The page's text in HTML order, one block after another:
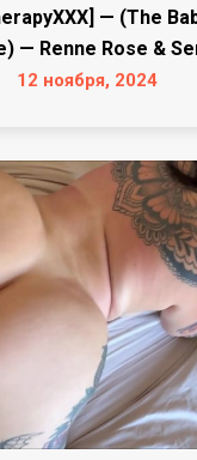
— (The
— Renne Rose &
12 ноября, 2024